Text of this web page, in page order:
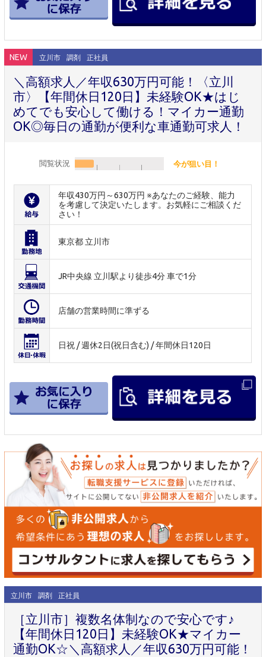
NEW 立川市 調剤 正社員
＼高額求人／年収630万円可能！〈立川
市〉【年間休日120日】未経験OK★はじ
めてでも安心して働ける！マイカー通勤
OK◎毎日の通勤が便利な車通勤可求人！
閲覧状況 今が狙い目！
年収430万円～630万円 ※あなたのご経験、能力
を考慮して決定いたします。お気軽にご相談くだ
さい！
東京都 立川市
JR中央線 立川駅より徒歩4分 車で1分
店舗の営業時間に準ずる
日祝 / 週休2日(祝日含む) / 年間休日120日
立川市 調剤 正社員
［立川市］複数名体制なので安心です♪
【年間休日120日】未経験OK★マイカー
通勤OK☆＼高額求人／年収630万円可能！